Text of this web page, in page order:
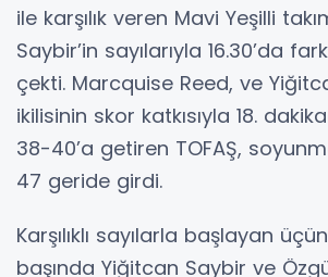
ile karşılık veren Mavi Yeşilli
Saybir’in sayılarıyla 16.30’da
çekti. Marcquise Reed, ve
ikilisinin skor katkısıyla 18.
38-40’a getiren TOFAŞ,
47 geride girdi.
Karşılıklı sayılarla başlayan
başında Yiğitcan Saybir ve